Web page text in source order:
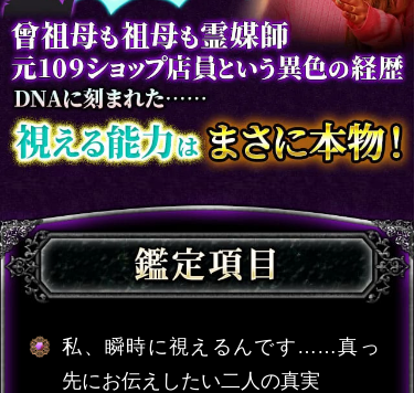
私、瞬時に視えるんです……真っ
先にお伝えしたい二人の真実